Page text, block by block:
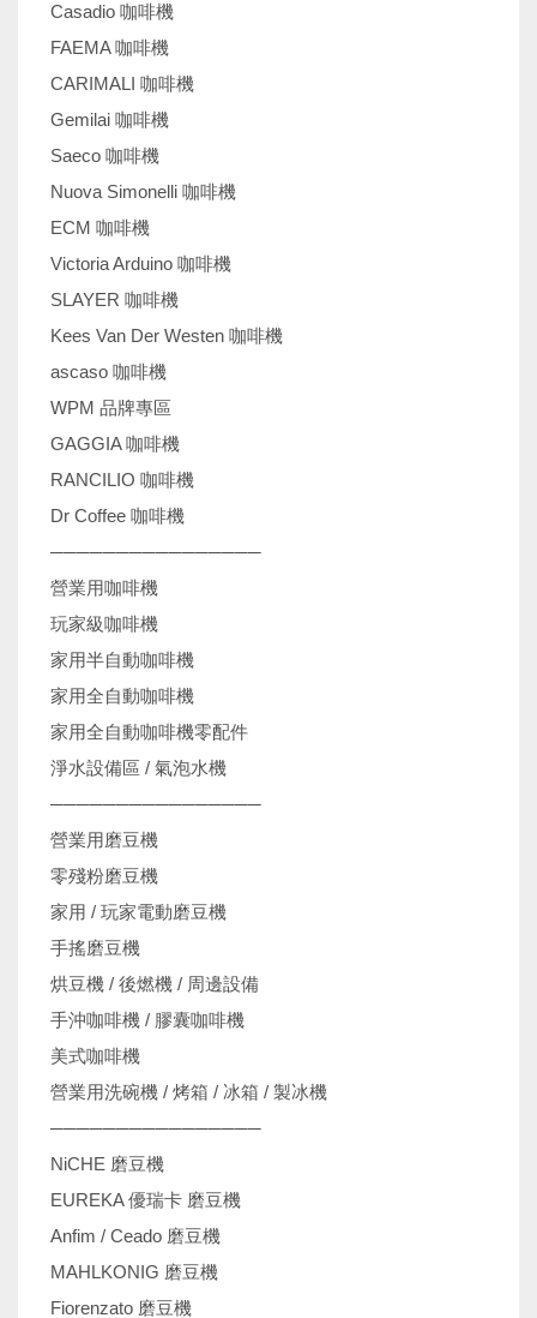
Casadio 咖啡機
FAEMA 咖啡機
CARIMALI 咖啡機
Gemilai 咖啡機
Saeco 咖啡機
Nuova Simonelli 咖啡機
ECM 咖啡機
Victoria Arduino 咖啡機
SLAYER 咖啡機
Kees Van Der Westen 咖啡機
ascaso 咖啡機
WPM 品牌專區
GAGGIA 咖啡機
RANCILIO 咖啡機
Dr Coffee 咖啡機
────────────────
營業用咖啡機
玩家級咖啡機
家用半自動咖啡機
家用全自動咖啡機
家用全自動咖啡機零配件
淨水設備區 / 氣泡水機
────────────────
營業用磨豆機
零殘粉磨豆機
家用 / 玩家電動磨豆機
手搖磨豆機
烘豆機 / 後燃機 / 周邊設備
手沖咖啡機 / 膠囊咖啡機
美式咖啡機
營業用洗碗機 / 烤箱 / 冰箱 / 製冰機
────────────────
NiCHE 磨豆機
EUREKA 優瑞卡 磨豆機
Anfim / Ceado 磨豆機
MAHLKONIG 磨豆機
Fiorenzato 磨豆機